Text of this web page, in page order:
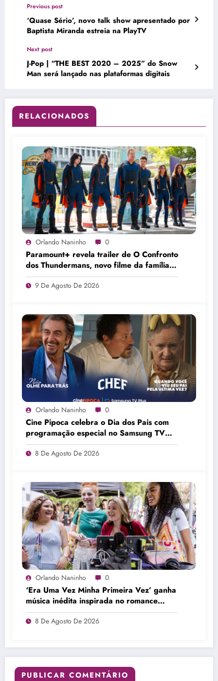
Previous post
‘Quase Sério’, novo talk show apresentado por
Baptista Miranda estreia na PlayTV
Next post
J-Pop | “THE BEST 2020 – 2025” do Snow
Man será lançado nas plataformas digitais
RELACIONADOS
Orlando Naninho 0
Paramount+ revela trailer de O Confronto
dos Thundermans, novo filme da família
de super-heróis
9 De Agosto De 2026
Orlando Naninho 0
Cine Pipoca celebra o Dia dos Pais com
programação especial no Samsung TV
Plus
8 De Agosto De 2026
Orlando Naninho 0
‘Era Uma Vez Minha Primeira Vez’ ganha
música inédita inspirada no romance
entre Tavinho e Tuca
8 De Agosto De 2026
PUBLICAR COMENTÁRIO